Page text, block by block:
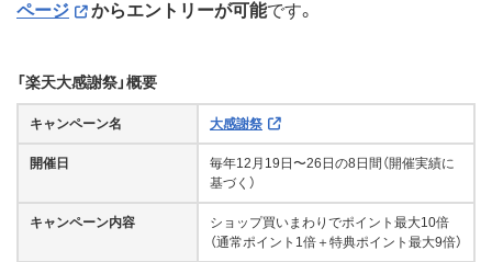
ページ
からエントリーが可能です。
「楽天大感謝祭」概要
キャンペーン名 大感謝祭
開催日
毎年12月19日〜26日の8日間（開催実績に
基づく）
キャンペーン内容
ショップ買いまわりでポイント最大10倍
（通常ポイント1倍＋特典ポイント最大9倍）